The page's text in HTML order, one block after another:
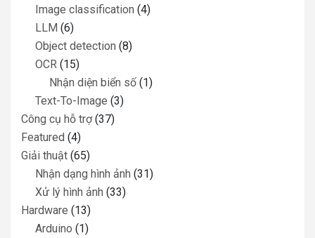
Image classification (4)
LLM (6)
Object detection (8)
OCR (15)
Nhận diện biển số (1)
Text-To-Image (3)
Công cụ hỗ trợ(37)
Featured (4)
Giải thuật (65)
Nhận dạng hình ảnh (31)
Xử lý hình ảnh (33)
Hardware (13)
Arduino (1)